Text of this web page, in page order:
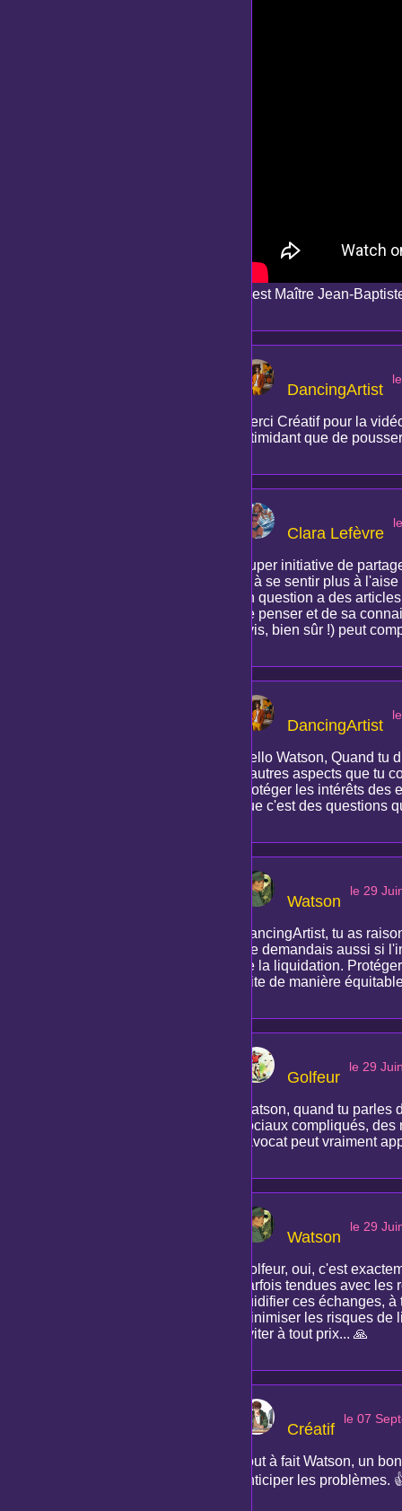
C'est Maître Jean-
DancingArtist
Merci Créatif pour la
intimidant que de
Clara Lefèvre
Super initiative de
et à se sentir plus à
en question a des
de penser et de sa
avis, bien sûr !) peut
DancingArtist
Hello Watson, Quand tu
d'autres aspects que tu
protéger les intérêts
que c'est des questions
Watson
le 29
DancingArtist, tu as
me demandais aussi si
de la liquidation.
faite de manière
Golfeur
le 29
Watson, quand tu
sociaux compliqués,
l'avocat peut vraiment
Watson
le 29
Golfeur, oui, c'est
parfois tendues avec
fluidifier ces échanges,
minimiser les risques
éviter à tout prix... 🙏
Créatif
le 07
Tout à fait Watson, un
anticiper les problèmes.